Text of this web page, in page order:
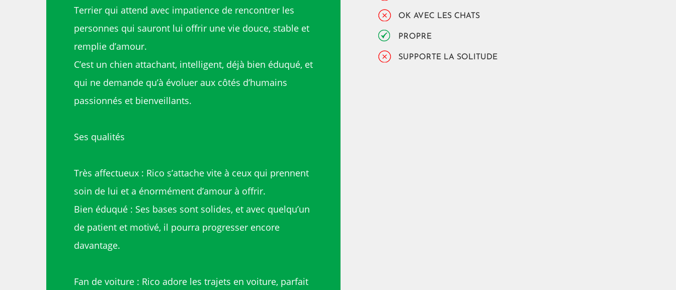
Terrier qui attend avec impatience de rencontrer les
personnes qui sauront lui offrir une vie douce, stable et
remplie d’amour.
C’est un chien attachant, intelligent, déjà bien éduqué, et
qui ne demande qu’à évoluer aux côtés d’humains
passionnés et bienveillants.
Ses qualités
Très affectueux : Rico s’attache vite à ceux qui prennent
soin de lui et a énormément d’amour à offrir.
Bien éduqué : Ses bases sont solides, et avec quelqu’un
de patient et motivé, il pourra progresser encore
davantage.
Fan de voiture : Rico adore les trajets en voiture, parfait
OK AVEC LES CHATS
PROPRE
SUPPORTE LA SOLITUDE